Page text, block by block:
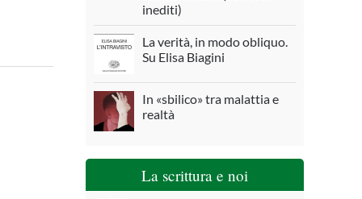
inediti)
La verità, in modo obliquo.
Su Elisa Biagini
In «sbilico» tra malattia e
realtà
La scrittura e noi